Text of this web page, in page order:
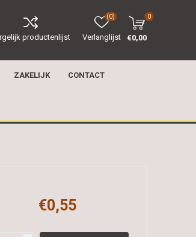
productenlijst Verlanglijst
(0) 0
€0,00
ZAKELIJK CONTACT
€0,55